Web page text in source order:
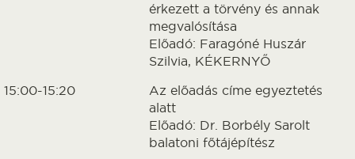
érkezett a törvény és annak
megvalósítása
Előadó: Faragóné Huszár
Szilvia, KÉKERNYŐ
15:00-15:20
Az előadás címe egyeztetés
alatt
Előadó: Dr. Borbély Sarolt
balatoni főtájépítész